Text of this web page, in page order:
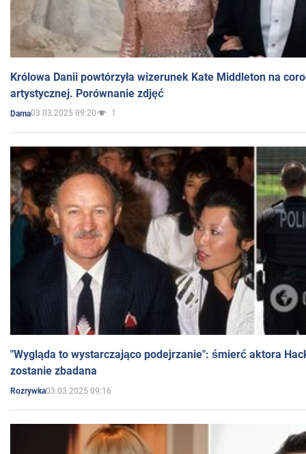
Królowa Danii powtórzyła wizerunek Kate Middleton na
artystycznej. Porównanie zdjęć
Dama03.03.2025 09:20 1
"Wygląda to wystarczająco podejrzanie": śmierć aktora
zostanie zbadana
Rozrywka03.03.2025 09:16